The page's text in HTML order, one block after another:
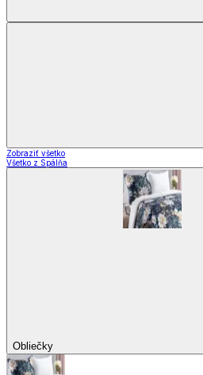
Zobraziť všetko
Všetko z Spálňa
Obliečky